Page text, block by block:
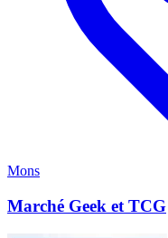
Mons
Marché Geek et TCG